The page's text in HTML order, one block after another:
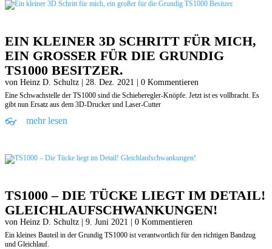
EIN KLEINER 3D SCHRITT FÜR MICH,
EIN GROSSER FÜR DIE GRUNDIG T
S1000 BESITZER.
von Heinz D. Schultz 28. Dez. 2021 | 0 Kommentieren
Eine Schwachstelle der TS1000 sind die Schieberegler-Knöpfe. Jetzt ist es vollbracht. Es
gibt nun Ersatz aus dem 3D-Drucker und Laser-Cutter
mehr lesen
TS1000 – DIE TÜCKE LIEGT IM DETAIL!
GLEICHLAUFSCHWANKUNGEN!
von Heinz D. Schultz 9. Juni 2021 | 0 Kommentieren
Ein kleines Bauteil in der Grundig TS1000 ist verantwortlich für den richtigen Bandzug
und Gleichlauf.